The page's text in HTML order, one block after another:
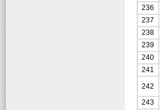
236
237
238
239
240
241
242
243